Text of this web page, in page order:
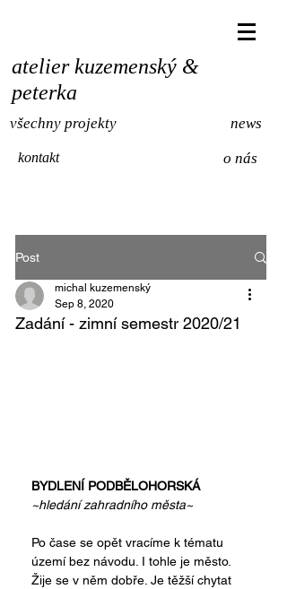
atelier kuzemenský &
peterka
všechny projekty
kontakt
news
o nás
Post
Zadání - zimní semestr 2020/21
michal kuzemenský
Sep 8, 2020
BYDLENÍ PODBĚLOHORSKÁ
~hledání zahradního města~
Po čase se opět vracíme k tématu
území bez návodu. I tohle je město.
Žije se v něm dobře. Je těžší chytat